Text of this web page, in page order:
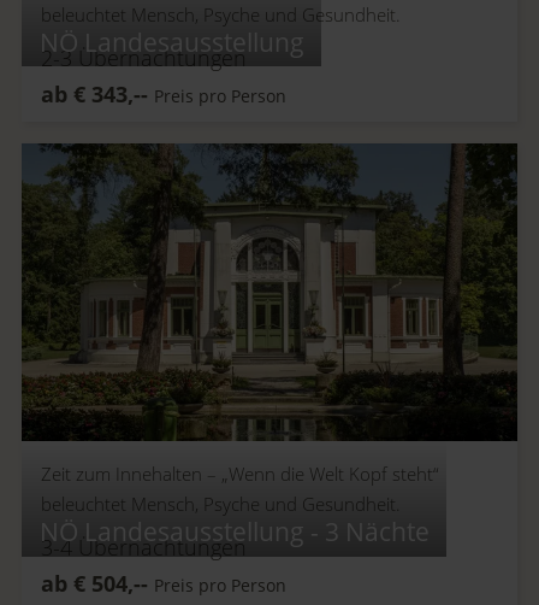
NÖ Landesausstellung
beleuchtet Mensch, Psyche und Gesundheit.
2-3Übernachtungen
ab € 343,-- Preis pro Person
NÖ Landesausstellung - 3 Nächte
Zeit zum Innehalten – „Wenn die Welt Kopf steht“
beleuchtet Mensch, Psyche und Gesundheit.
3-4Übernachtungen
ab € 504,-- Preis pro Person